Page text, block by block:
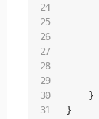
    }
}